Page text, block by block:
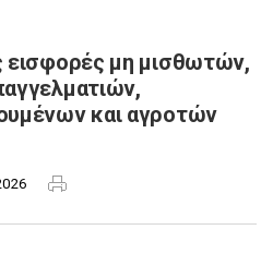
εισφορές μη μισθωτών,
και αγροτών